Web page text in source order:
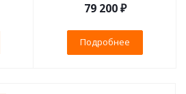
79 200 ₽
Подробнее